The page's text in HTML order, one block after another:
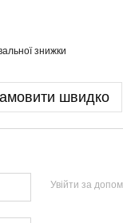
знижки
швидко
Увійти за